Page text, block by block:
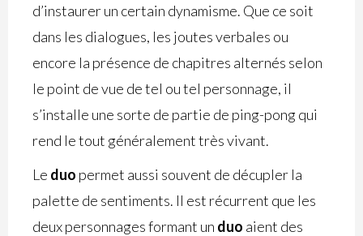
d’instaurer un certain dynamisme. Que ce soit
dans les dialogues, les joutes verbales ou
encore la présence de chapitres alternés selon
le point de vue de tel ou tel personnage, il
s’installe une sorte de partie de ping-pong qui
rend le tout généralement très vivant.
Le duo permet aussi souvent de décupler la
palette de sentiments. Il est récurrent que les
deux personnages formant un duo aient des